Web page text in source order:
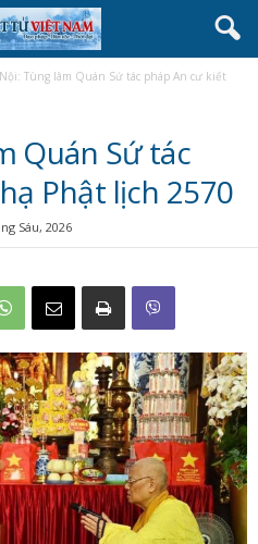
Tùng lâm Quán Sứ tác pháp An cư kiết
Quán Sứ tác
Phật lịch 2570
Sáu, 2026